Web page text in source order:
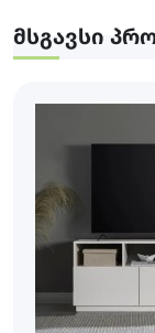
Მსგავსი